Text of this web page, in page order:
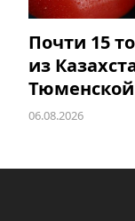
Почти 15
из
Тюменской
06.08.2026